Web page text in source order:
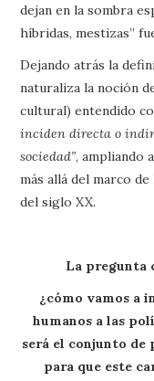
dejan en la sombra
híbridas, mestizas”
Dejando atrás la
naturaliza la noción
cultural) entendido
inciden directa o
sociedad”, ampliando
más allá del marco
del siglo XX.
La pregunta
¿cómo vamos a
humanos a las
será el conjunto
para que este